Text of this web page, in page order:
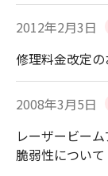
2012年2月3日
修理料金改定
2008年3月5日
レーザービー
脆弱性について